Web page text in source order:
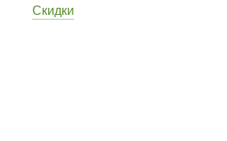
Скидки